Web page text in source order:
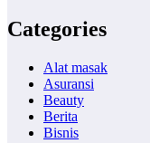
Categories
Alat masak
Asuransi
Beauty
Berita
Bisnis